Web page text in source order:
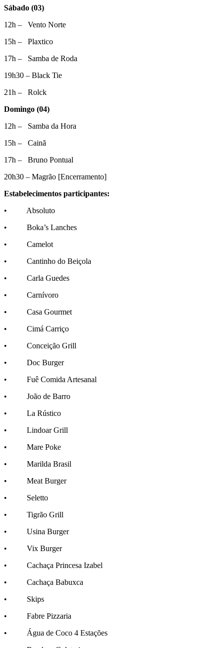
Sábado (03)
12h – Vento Norte
15h – Plaxtico
17h – Samba de Roda
19h30 – Black Tie
21h – Rolck
Domingo (04)
12h – Samba da Hora
15h – Cainã
17h – Bruno Pontual
20h30 – Magrão [Encerramento]
Estabelecimentos participantes:
• Absoluto
• Boka’s Lanches
• Camelot
• Cantinho do Beiçola
• Carla Guedes
• Carnívoro
• Casa Gourmet
• Cimá Carriço
• Conceição Grill
• Doc Burger
• Fuê Comida Artesanal
• João de Barro
• La Rústico
• Lindoar Grill
• Mare Poke
• Marilda Brasil
• Meat Burger
• Seletto
• Tigrão Grill
• Usina Burger
• Vix Burger
• Cachaça Princesa Izabel
• Cachaça Babuxca
• Skips
• Fabre Pizzaria
• Água de Coco 4 Estações